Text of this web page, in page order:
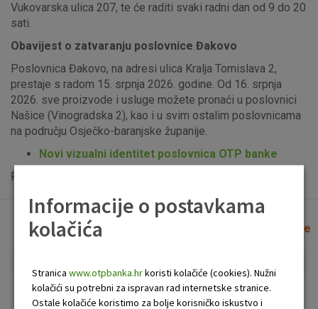
Vukovarska ulica 207, te će raditi svaki radni dan od 9 do 20
sati.
Obavijest o zatvaranju poslovnice Đakovo
Poslovnica Đakovo, na adresi ulica Kralja Tomislava 2,
prestaje s radom 15. srpnja 2026. godine. Od 16. srpnja
2026. sve proizvode i usluge možete pronaći u poslovnici
Našice (Vinogradska 2), kao i u svim ostalim poslovnicama
na području Osječko-baranjske županije.
Novi vizualni identitet poslovnica OTP banke
Popis uplatno-isplatnih bankomata možete vidjeti
Lista poslovnica i bankomata Očisti filtere
Bankomat Poslovnica
Informacije o postavkama
kolačića
Stranica www.otpbanka.hrkoristi kolačiće (cookies). Nužni
kolačići su potrebni za ispravan rad internetske stranice.
Ostale kolačiće koristimo za bolje korisničko iskustvo i